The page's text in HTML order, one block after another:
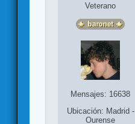
Veterano
Mensajes: 16638
Ubicación: Madrid -
Ourense